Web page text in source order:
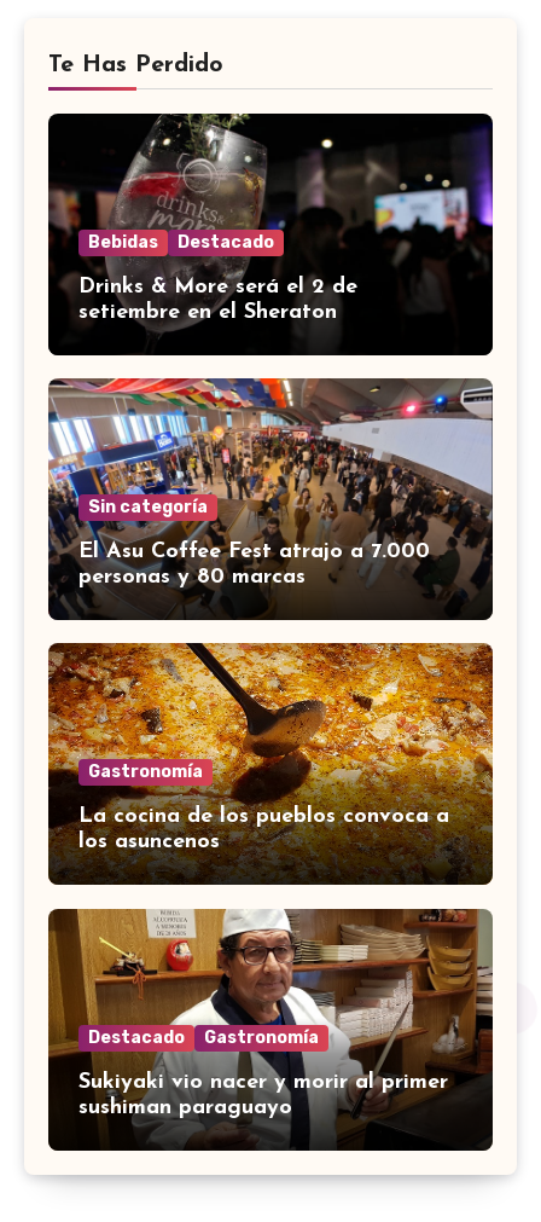
Te Has Perdido
Bebidas Destacado
Drinks & More será el 2 de
setiembre en el Sheraton
Sin categoría
El Asu Coffee Fest atrajo a 7.000
personas y 80 marcas
Gastronomía
La cocina de los pueblos convoca a
los asuncenos
Destacado Gastronomía
Sukiyaki vio nacer y morir al primer
sushiman paraguayo